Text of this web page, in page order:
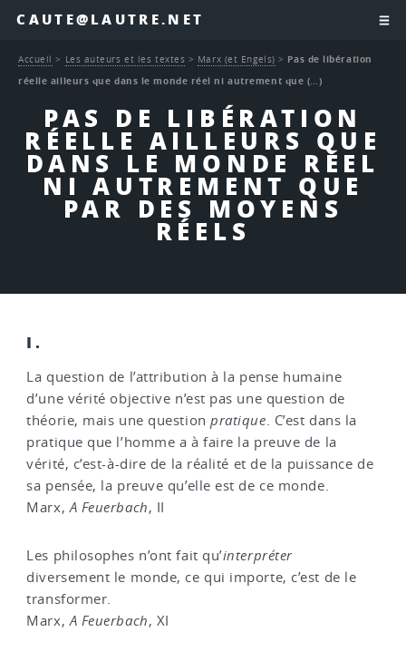
CAUTE@LAUTRE.NET
PAS DE LIBÉRATION
RÉELLE AILLEURS QUE
DANS LE MONDE RÉEL
NI AUTREMENT QUE
PAR DES MOYENS
RÉELS
Accueil > Les auteurs et les textes > Marx (et Engels) > Pas de libération
réelle ailleurs que dans le monde réel ni autrement que (…)
I.
La question de l’attribution à la pense humaine
d’une vérité objective n’est pas une question de
théorie, mais une questionpratique. C’est dans la
pratique que l’homme a à faire la preuve de la
vérité, c’est-à-dire de la réalité et de la puissance de
sa pensée, la preuve qu’elle est de ce monde.
Marx,A Feuerbach, II
Les philosophes n’ont fait qu’interpréter
diversement le monde, ce qui importe, c’est de le
transformer.
Marx,A Feuerbach, XI